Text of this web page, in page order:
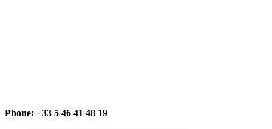
Phone: +33 5 46 41 48 19